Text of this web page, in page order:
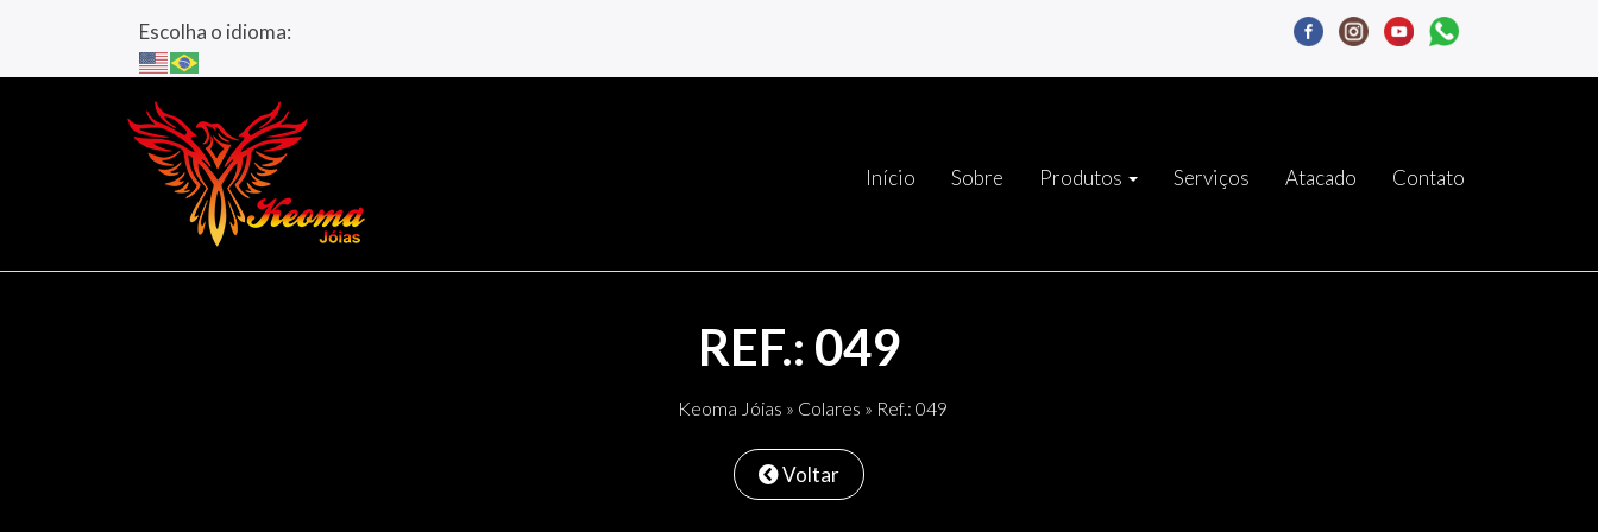
Escolha o idioma:
Início Sobre Produtos Serviços Atacado Contato
REF.: 049
Keoma Jóias » Colares » Ref.: 049
Voltar